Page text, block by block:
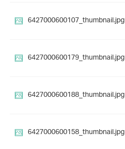
6427000600107_thumbnail.jpg
6427000600179_thumbnail.jpg
6427000600188_thumbnail.jpg
6427000600158_thumbnail.jpg